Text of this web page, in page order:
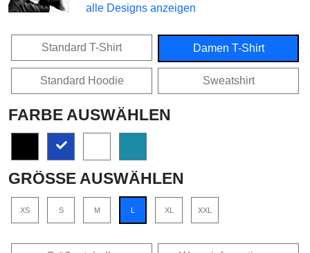
alle Designs anzeigen
Standard T-Shirt Damen T-Shirt
Standard Hoodie Sweatshirt
FARBE AUSWÄHLEN
GRÖSSE AUSWÄHLEN
XS S M L XL XXL